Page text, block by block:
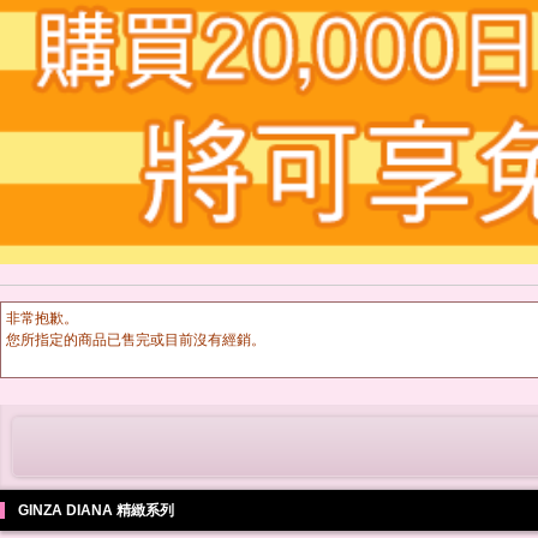
非常抱歉。
您所指定的商品已售完或目前沒有經銷。
GINZA DIANA 精緻系列